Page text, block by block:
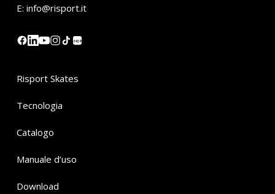
E: info@risport.it
小红书
Risport Skates
Tecnologia
Catalogo
Manuale d’uso
Download